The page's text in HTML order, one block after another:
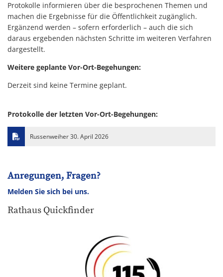
Protokolle informieren über die besprochenen Themen und
machen die Ergebnisse für die Öffentlichkeit zugänglich.
Ergänzend werden – sofern erforderlich – auch die sich
daraus ergebenden nächsten Schritte im weiteren Verfahren
dargestellt.
Weitere geplante Vor-Ort-Begehungen:
Derzeit sind keine Termine geplant.
Protokolle der letzten Vor-Ort-Begehungen:
Russenweiher 30. April 2026
Anregungen, Fragen?
Melden Sie sich bei uns.
Rathaus Quickfinder